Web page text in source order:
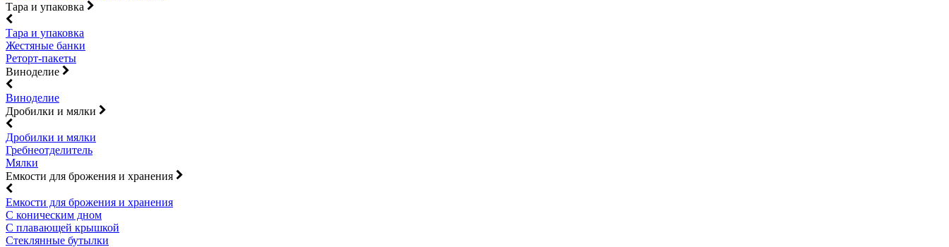
Тара и упаковка
Тара и упаковка
Жестяные банки
Реторт-пакеты
Виноделие
Виноделие
Дробилки и мялки
Дробилки и мялки
Гребнеотделитель
Мялки
Емкости для брожения и хранения
Емкости для брожения и хранения
С коническим дном
С плавающей крышкой
Стеклянные бутылки